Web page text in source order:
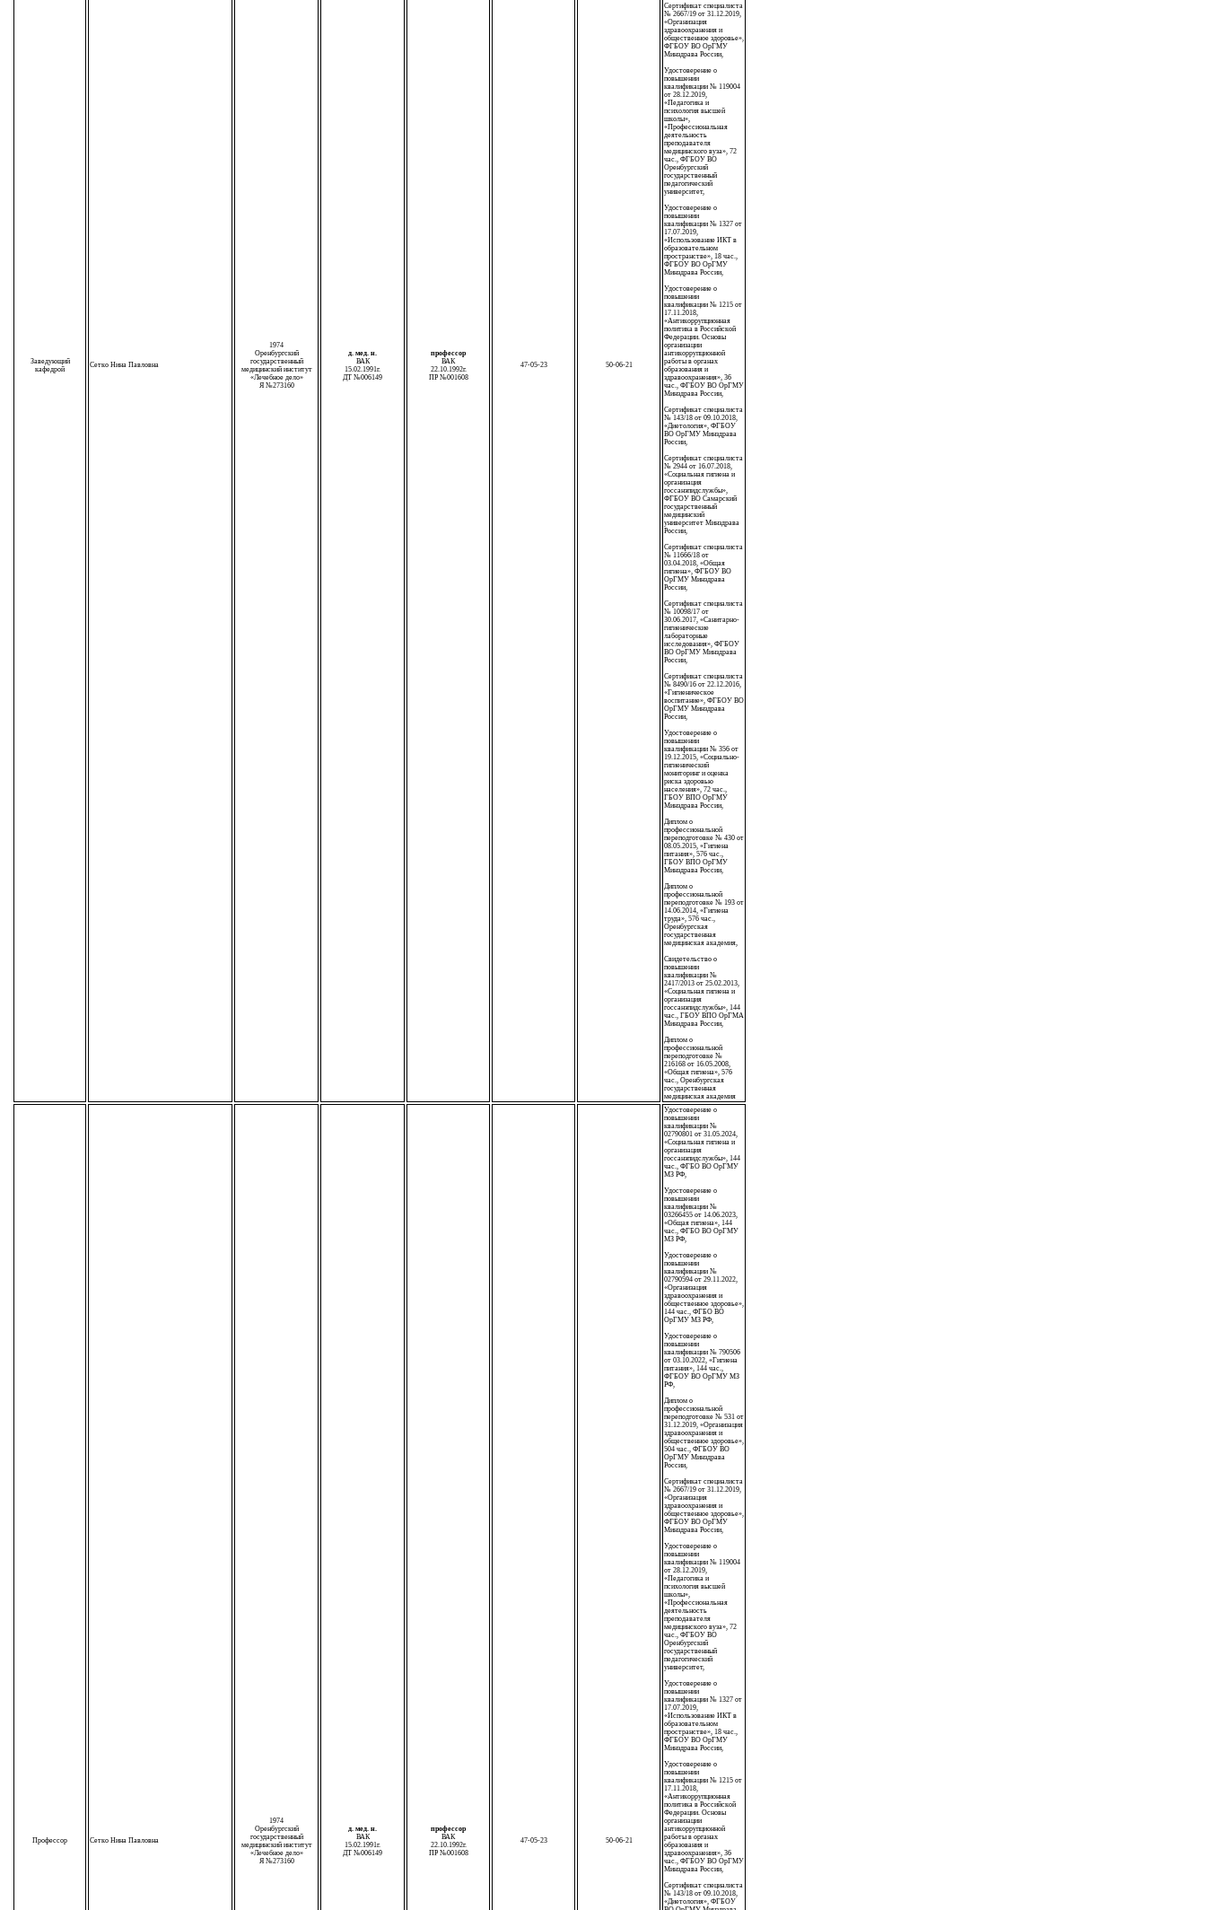
Заведующий
кафедрой
Сетко Нина Павловна
1974
Оренбургский
государственный
медицинский институт
«Лечебное дело»
Я №273160
д. мед. н.
ВАК
15.02.1991г.
ДТ №006149
профессор
ВАК
22.10.1992г.
ПР №001608
47-05-23 50-06-21
Сертификат специалиста
№ 2667/19 от 31.12.2019,
«Организация
здравоохранения и
общественное здоровье»,
ФГБОУ ВО ОрГМУ
Минздрава России,
Удостоверение о
повышении
квалификации № 119004
от 28.12.2019,
«Педагогика и
психология высшей
школы»,
«Профессиональная
деятельность
преподавателя
медицинского вуза», 72
час., ФГБОУ ВО
Оренбургский
государственный
педагогический
университет,
Удостоверение о
повышении
квалификации № 1327 от
17.07.2019,
«Использование ИКТ в
образовательном
пространстве», 18 час.,
ФГБОУ ВО ОрГМУ
Минздрава России,
Удостоверение о
повышении
квалификации № 1215 от
17.11.2018,
«Антикоррупционная
политика в Российской
Федерации. Основы
организации
антикоррупционной
работы в органах
образования и
здравоохранения», 36
час., ФГБОУ ВО ОрГМУ
Минздрава России,
Сертификат специалиста
№ 143/18 от 09.10.2018,
«Диетология», ФГБОУ
ВО ОрГМУ Минздрава
России,
Сертификат специалиста
№ 2944 от 16.07.2018,
«Социальная гигиена и
организация
госсанэпидслужбы»,
ФГБОУ ВО Самарский
государственный
медицинский
университет Минздрава
России,
Сертификат специалиста
№ 11666/18 от
03.04.2018, «Общая
гигиена», ФГБОУ ВО
ОрГМУ Минздрава
России,
Сертификат специалиста
№ 10098/17 от
30.06.2017, «Санитарно-
гигиенические
лабораторные
исследования», ФГБОУ
ВО ОрГМУ Минздрава
России,
Сертификат специалиста
№ 8490/16 от 22.12.2016,
«Гигиеническое
воспитание», ФГБОУ ВО
ОрГМУ Минздрава
России,
Удостоверение о
повышении
квалификации № 356 от
19.12.2015, «Социально-
гигиенический
мониторинг и оценка
риска здоровью
населения», 72 час.,
ГБОУ ВПО ОрГМУ
Минздрава России,
Диплом о
профессиональной
переподготовке № 430 от
08.05.2015, «Гигиена
питания», 576 час.,
ГБОУ ВПО ОрГМУ
Минздрава России,
Диплом о
профессиональной
переподготовке № 193 от
14.06.2014, «Гигиена
труда», 576 час.,
Оренбургская
государственная
медицинская академия,
Свидетельство о
повышении
квалификации №
2417/2013 от 25.02.2013,
«Социальная гигиена и
организация
госсанэпидслужбы», 144
час., ГБОУ ВПО ОрГМА
Минздрава России,
Диплом о
профессиональной
переподготовке №
216168 от 16.05.2008,
«Общая гигиена», 576
час., Оренбургская
государственная
медицинская академия
Профессор Сетко Нина Павловна
1974
Оренбургский
государственный
медицинский институт
«Лечебное дело»
Я №273160
д. мед. н.
ВАК
15.02.1991г.
ДТ №006149
профессор
ВАК
22.10.1992г.
ПР №001608
47-05-23 50-06-21
Удостоверение о
повышении
квалификации №
02790801 от 31.05.2024,
«Социальная гигиена и
организация
госсанэпидслужбы», 144
час., ФГБО ВО ОрГМУ
МЗ РФ,
Удостоверение о
повышении
квалификации №
03266455 от 14.06.2023,
«Общая гигиена», 144
час., ФГБО ВО ОрГМУ
МЗ РФ,
Удостоверение о
повышении
квалификации №
02790594 от 29.11.2022,
«Организация
здравоохранения и
общественное здоровье»,
144 час., ФГБО ВО
ОрГМУ МЗ РФ,
Удостоверение о
повышении
квалификации № 790506
от 03.10.2022, «Гигиена
питания», 144 час.,
ФГБОУ ВО ОрГМУ МЗ
РФ,
Диплом о
профессиональной
переподготовке № 531 от
31.12.2019, «Организация
здравоохранения и
общественное здоровье»,
504 час., ФГБОУ ВО
ОрГМУ Минздрава
России,
Сертификат специалиста
№ 2667/19 от 31.12.2019,
«Организация
здравоохранения и
общественное здоровье»,
ФГБОУ ВО ОрГМУ
Минздрава России,
Удостоверение о
повышении
квалификации № 119004
от 28.12.2019,
«Педагогика и
психология высшей
школы»,
«Профессиональная
деятельность
преподавателя
медицинского вуза», 72
час., ФГБОУ ВО
Оренбургский
государственный
педагогический
университет,
Удостоверение о
повышении
квалификации № 1327 от
17.07.2019,
«Использование ИКТ в
образовательном
пространстве», 18 час.,
ФГБОУ ВО ОрГМУ
Минздрава России,
Удостоверение о
повышении
квалификации № 1215 от
17.11.2018,
«Антикоррупционная
политика в Российской
Федерации. Основы
организации
антикоррупционной
работы в органах
образования и
здравоохранения», 36
час., ФГБОУ ВО ОрГМУ
Минздрава России,
Сертификат специалиста
№ 143/18 от 09.10.2018,
«Диетология», ФГБОУ